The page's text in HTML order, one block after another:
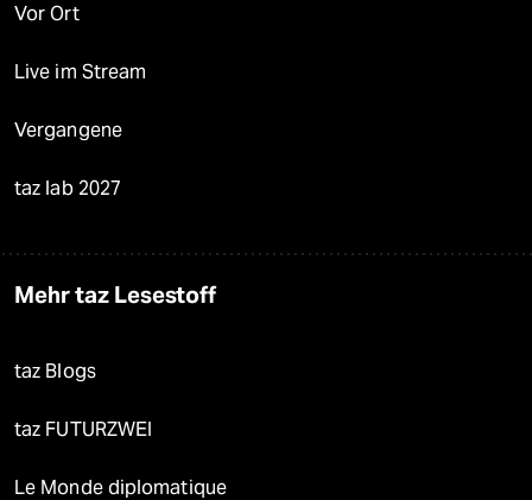
Vor Ort
Live im Stream
Vergangene
taz lab 2027
Mehr taz Lesestoff
taz Blogs
taz FUTURZWEI
Le Monde diplomatique